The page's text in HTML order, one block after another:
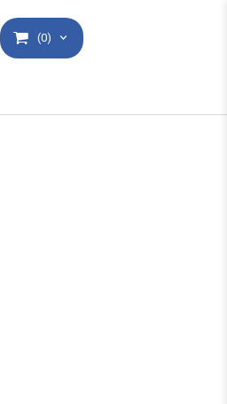
(0)